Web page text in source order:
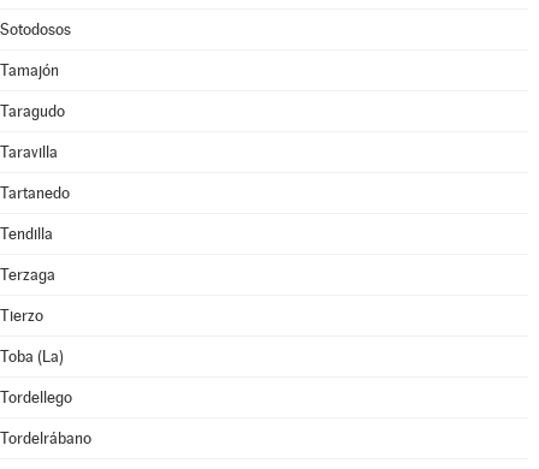
Sotodosos
Tamajón
Taragudo
Taravilla
Tartanedo
Tendilla
Terzaga
Tierzo
Toba (La)
Tordellego
Tordelrábano